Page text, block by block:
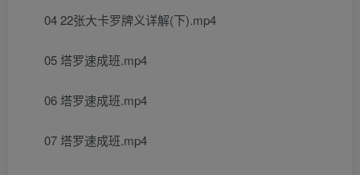
04 22张大卡罗牌义详解(下).mp4
05 塔罗速成班.mp4
06 塔罗速成班.mp4
07 塔罗速成班.mp4